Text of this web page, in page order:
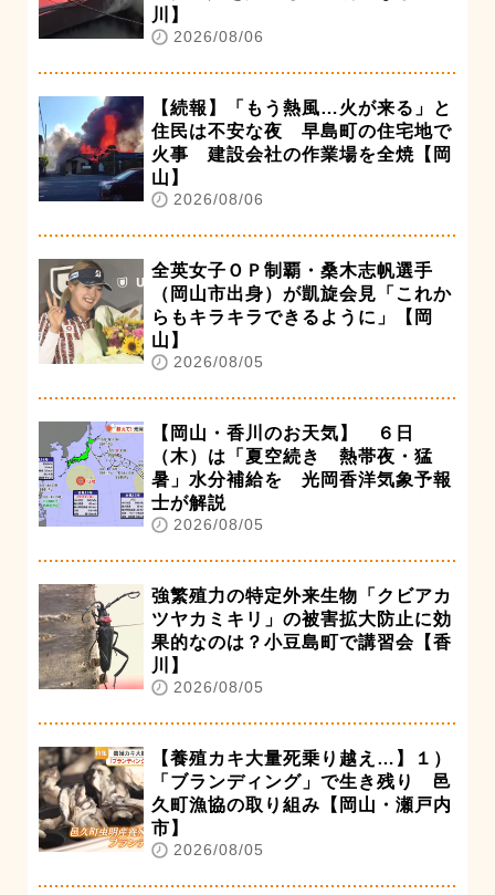
川】
2026/08/06
【続報】「もう熱風…火が来る」と
住民は不安な夜 早島町の住宅地で
火事 建設会社の作業場を全焼【岡
山】
2026/08/06
全英女子ＯＰ制覇・桑木志帆選手
（岡山市出身）が凱旋会見「これか
らもキラキラできるように」【岡
山】
2026/08/05
【岡山・香川のお天気】 ６日
（木）は「夏空続き 熱帯夜・猛
暑」水分補給を 光岡香洋気象予報
士が解説
2026/08/05
強繁殖力の特定外来生物「クビアカ
ツヤカミキリ」の被害拡大防止に効
果的なのは？小豆島町で講習会【香
川】
2026/08/05
【養殖カキ大量死乗り越え…】１）
「ブランディング」で生き残り 邑
久町漁協の取り組み【岡山・瀬戸内
市】
2026/08/05